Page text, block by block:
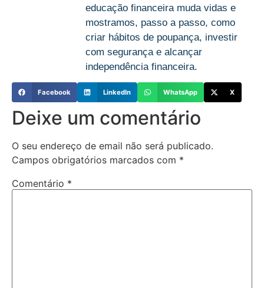
educação financeira muda vidas e
mostramos, passo a passo, como
criar hábitos de poupança, investir
com segurança e alcançar
independência financeira.
Facebook LinkedIn WhatsApp X
Deixe um comentário
O seu endereço de email não será publicado.
Campos obrigatórios marcados com *
Comentário *